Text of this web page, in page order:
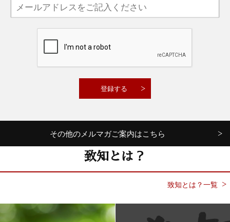
その他のメルマガご案内はこちら
致知とは？
致知とは？一覧